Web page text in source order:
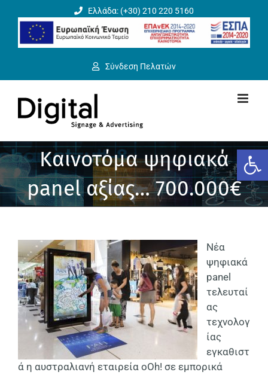
περιεχόμενο
Ελλάδα: (+30) 210 220 5160
Σύνδεση Πελατών
Καινοτόμα ψηφιακά
panel αξίας… 700.000€
Νέα
ψηφιακά
panel
τελευταί
ας
τεχνολογ
ίας
εγκαθιστ
ά η αυστραλιανή εταιρεία oOh! σε εμπορικά